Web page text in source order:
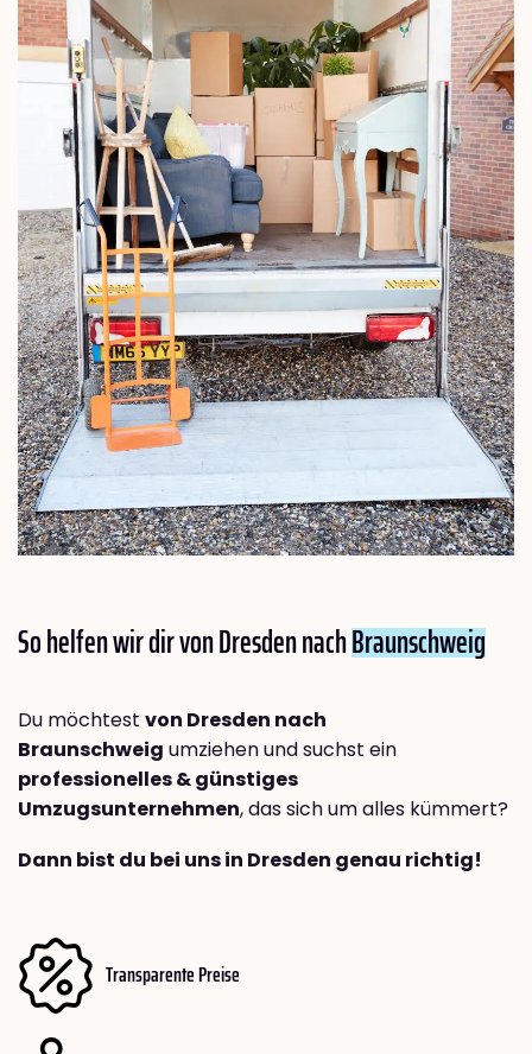
So helfen wir dir von Dresden nachBraunschweig
Du möchtest von Dresden nach
Braunschweig umziehen und suchst ein
professionelles & günstiges
Umzugsunternehmen, das sich um alles kümmert?
Dann bist du bei uns in Dresden genau richtig!
Transparente Preise